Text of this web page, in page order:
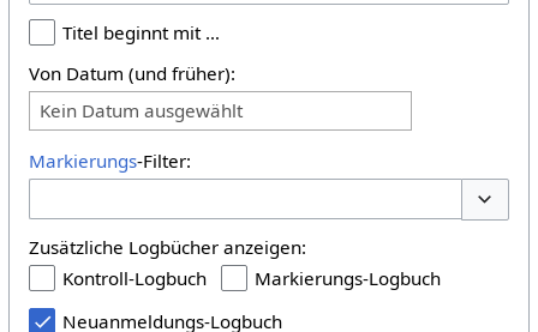
Titel beginnt mit …
Von Datum (und früher):
Kein Datum ausgewählt
Markierungs-Filter:
Zusätzliche Logbücher anzeigen:
Kontroll-Logbuch
Markierungs-Logbuch
Neuanmeldungs-Logbuch